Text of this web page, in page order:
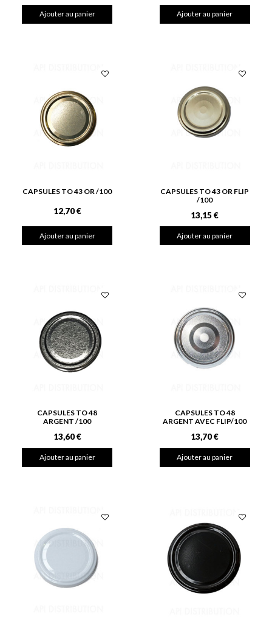
Ajouter au panier Ajouter au panier
CAPSULES TO 43 OR /100
12,70 €
Ajouter au panier
CAPSULES TO 43 OR FLIP
/100
13,15 €
Ajouter au panier
CAPSULES TO 48
ARGENT /100
13,60 €
Ajouter au panier
CAPSULES TO 48
ARGENT AVEC FLIP/100
13,70 €
Ajouter au panier